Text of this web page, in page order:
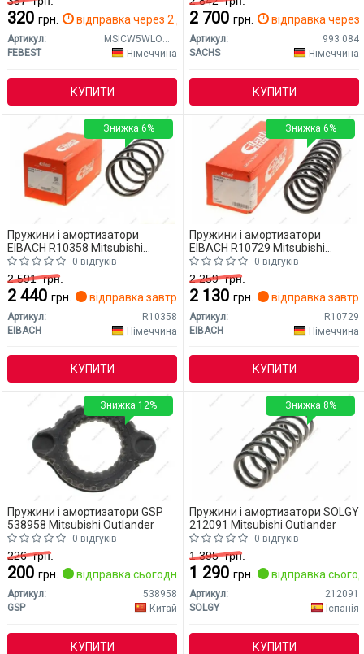
320 грн. відправка через 2 дн.
Артикул:
MSICW5WLOWR
FEBEST
Німеччина
КУПИТИ
2 700 грн. відправка через
Артикул:
993 084
SACHS
Німеччина
КУПИТИ
Пружини і амортизатори
EIBACH R10358 Mitsubishi
Outlander
0 відгуків
2 591грн.
2 440 грн. відправка завтра
Артикул:
R10358
EIBACH
Німеччина
КУПИТИ
Знижка 6%
Пружини і амортизатори
EIBACH R10729 Mitsubishi
Outlander
0 відгуків
2 259грн.
2 130 грн. відправка
Артикул:
R10729
EIBACH
Німеччина
КУПИТИ
Знижка 6%
Пружини і амортизатори GSP
538958 Mitsubishi Outlander
0 відгуків
226грн.
200 грн. відправка сьогодні
Артикул:
538958
GSP
Китай
КУПИТИ
Знижка 12%
Пружини і амортизатори SOLGY
212091 Mitsubishi Outlander
0 відгуків
1 395грн.
1 290 грн. відправка
Артикул:
212091
SOLGY
Іспанія
КУПИТИ
Знижка 8%